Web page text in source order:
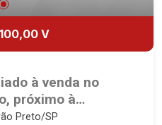
V
à venda no
próximo à
Fiúsa -
Preto/SP